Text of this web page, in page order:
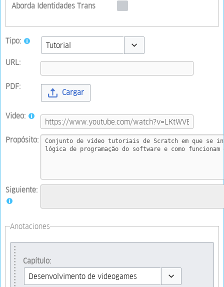
Aborda Identidades Trans
Tipo:
URL:
PDF:
Cargar
Video:
Propósito:
Siguiente:
Anotaciones
Capítulo: